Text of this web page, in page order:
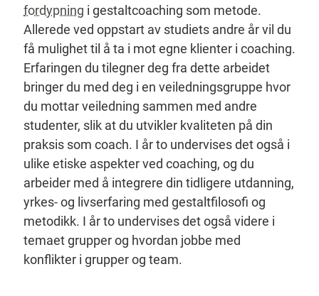
fordypning i gestaltcoaching som metode.
Allerede ved oppstart av studiets andre år vil du
få mulighet til å ta i mot egne klienter i coaching.
Erfaringen du tilegner deg fra dette arbeidet
bringer du med deg i en veiledningsgruppe hvor
du mottar veiledning sammen med andre
studenter, slik at du utvikler kvaliteten på din
praksis som coach. I år to undervises det også i
ulike etiske aspekter ved coaching, og du
arbeider med å integrere din tidligere utdanning,
yrkes- og livserfaring med gestaltfilosofi og
metodikk. I år to undervises det også videre i
temaet grupper og hvordan jobbe med
konflikter i grupper og team.